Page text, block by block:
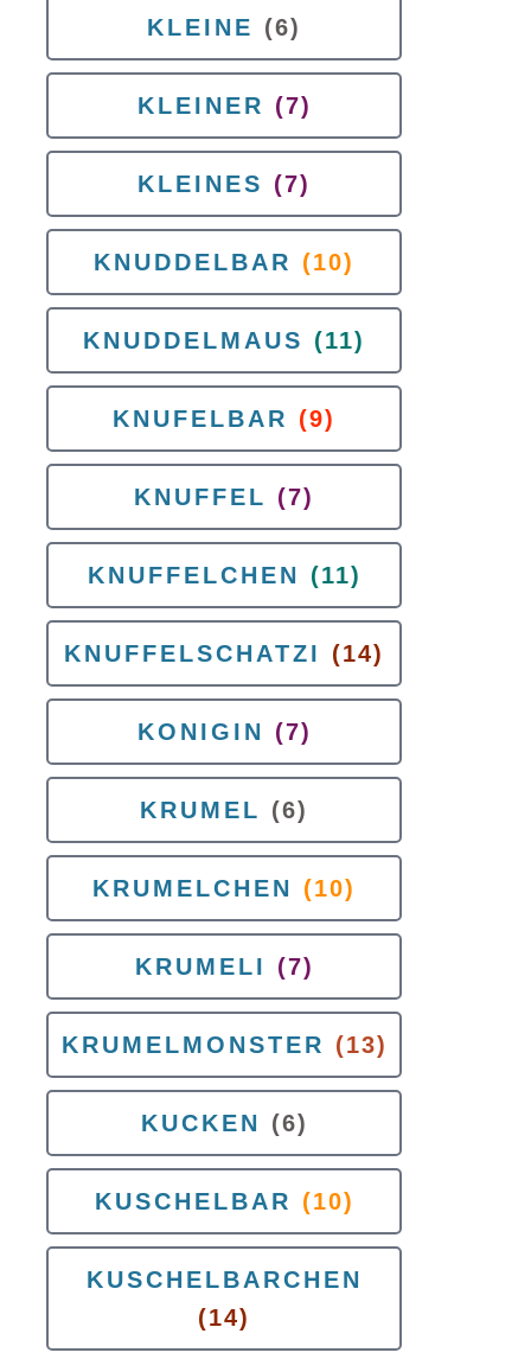
KLEINE (6)
KLEINER (7)
KLEINES (7)
KNUDDELBAR (10)
KNUDDELMAUS (11)
KNUFELBAR (9)
KNUFFEL (7)
KNUFFELCHEN (11)
KNUFFELSCHATZI (14)
KONIGIN (7)
KRUMEL (6)
KRUMELCHEN (10)
KRUMELI (7)
KRUMELMONSTER (13)
KUCKEN (6)
KUSCHELBAR (10)
KUSCHELBARCHEN
(14)